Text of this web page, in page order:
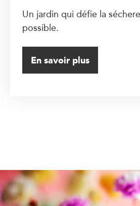
Un jardin qui défie la
possible.
En savoir plus